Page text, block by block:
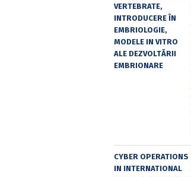
VERTEBRATE,
INTRODUCERE ÎN
EMBRIOLOGIE,
MODELE IN VITRO
ALE DEZVOLTĂRII
EMBRIONARE
CYBER OPERATIONS
IN INTERNATIONAL